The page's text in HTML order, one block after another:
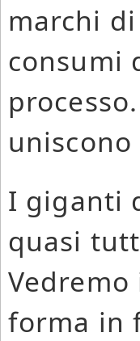
marchi
consumi
I giganti
quasi
forma in